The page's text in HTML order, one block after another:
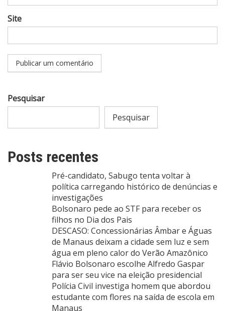
Site
Pesquisar
Pesquisar
Posts recentes
Pré-candidato, Sabugo tenta voltar à
política carregando histórico de denúncias e
investigações
Bolsonaro pede ao STF para receber os
filhos no Dia dos Pais
DESCASO: Concessionárias Âmbar e Águas
de Manaus deixam a cidade sem luz e sem
água em pleno calor do Verão Amazônico
Flávio Bolsonaro escolhe Alfredo Gaspar
para ser seu vice na eleição presidencial
Polícia Civil investiga homem que abordou
estudante com flores na saída de escola em
Manaus